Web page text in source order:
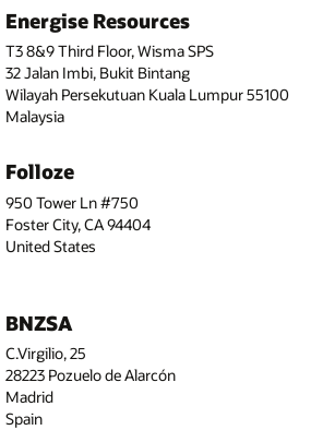
Energise Resources
T3 8&9 Third Floor, Wisma SPS
32 Jalan Imbi, Bukit Bintang
Wilayah Persekutuan Kuala Lumpur 55100
Malaysia
Folloze
950 Tower Ln #750
Foster City, CA 94404
United States
BNZSA
C.Virgilio, 25
28223 Pozuelo de Alarcón
Madrid
Spain